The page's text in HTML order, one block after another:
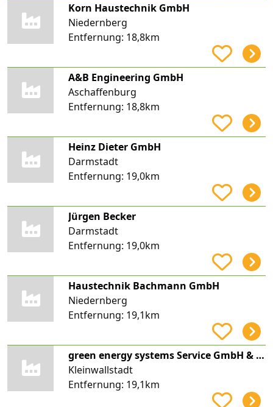
Korn Haustechnik GmbH
Niedernberg
Entfernung: 18,8km
A&B Engineering GmbH
Aschaffenburg
Entfernung: 18,8km
Heinz Dieter GmbH
Darmstadt
Entfernung: 19,0km
Jürgen Becker
Darmstadt
Entfernung: 19,0km
Haustechnik Bachmann GmbH
Niedernberg
Entfernung: 19,1km
green energy systems Service GmbH & Co. KG
Kleinwallstadt
Entfernung: 19,1km